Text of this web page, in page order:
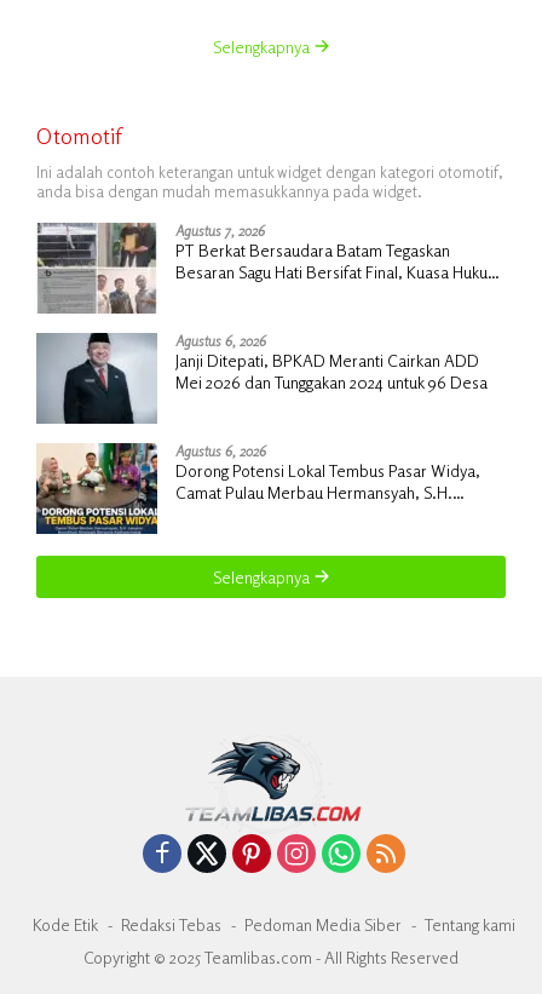
Selengkapnya
Otomotif
Ini adalah contoh keterangan untuk widget dengan kategori otomotif,
anda bisa dengan mudah memasukkannya pada widget.
Agustus 7, 2026
PT Berkat Bersaudara Batam Tegaskan
Besaran Sagu Hati Bersifat Final, Kuasa Hukum
Agustus 6, 2026
Janji Ditepati, BPKAD Meranti Cairkan ADD
Mei 2026 dan Tunggakan 2024 untuk 96 Desa
Agustus 6, 2026
Dorong Potensi Lokal Tembus Pasar Widya,
Camat Pulau Merbau Hermansyah, S.H.
Selengkapnya
Kode Etik Redaksi Tebas Pedoman Media Siber
Tentang kami
Copyright © 2025 Teamlibas.com - All Rights Reserved